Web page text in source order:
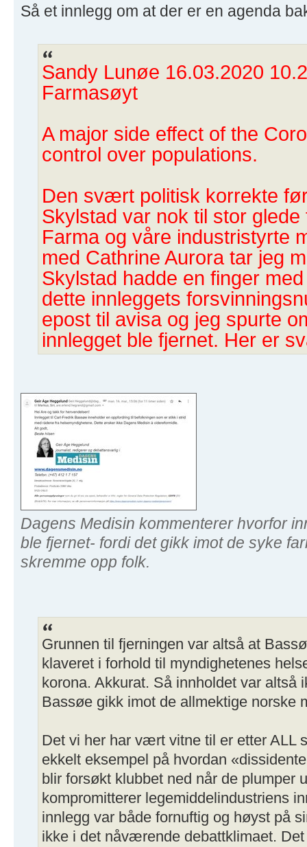
Så et innlegg om at der er en agenda
Sandy Lunøe 16.03.2020
Farmasøyt
A major side effect of the
control over populations.
Den svært politisk korrekte
Skylstad var nok til stor
Farma og våre industristyrte
med Cathrine Aurora tar jeg
Skylstad hadde en finger
dette innleggets
epost til avisa og jeg spurte
innlegget ble fjernet. Her er
Dagens Medisin kommenterer hvorfor
ble fjernet- fordi det gikk imot de syke
skremme opp folk.
Grunnen til fjerningen var altså at
klaveret i forhold til myndighetenes
korona. Akkurat. Så innholdet var altså
Bassøe gikk imot de allmektige norske
Det vi her har vært vitne til er etter ALL
ekkelt eksempel på hvordan
blir forsøkt klubbet ned når de plumper
kompromitterer legemiddelindustriens
innlegg var både fornuftig og høyst på
ikke i det nåværende debattklimaet.